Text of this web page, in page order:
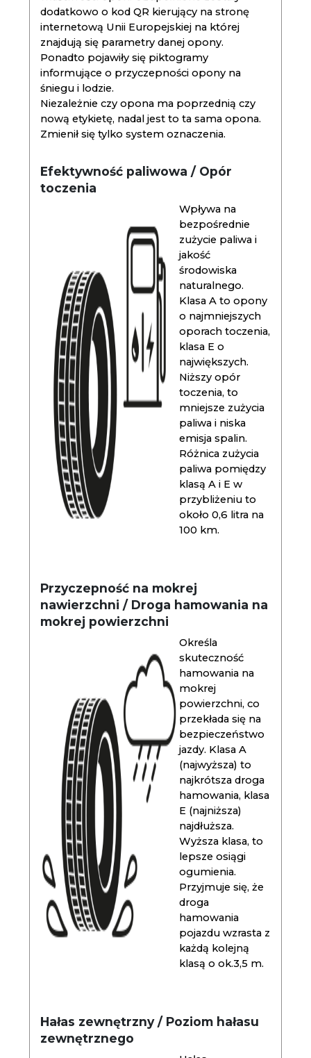
dodatkowo o kod QR kierujący na stronę
internetową Unii Europejskiej na której
znajdują się parametry danej opony.
Ponadto pojawiły się piktogramy
informujące o przyczepności opony na
śniegu i lodzie.
Niezależnie czy opona ma poprzednią czy
nową etykietę, nadal jest to ta sama opona.
Zmienił się tylko system oznaczenia.
Efektywność paliwowa / Opór
toczenia
Wpływa na
bezpośrednie
zużycie paliwa i
jakość
środowiska
naturalnego.
Klasa A to opony
o najmniejszych
oporach toczenia,
klasa E o
największych.
Niższy opór
toczenia, to
mniejsze zużycia
paliwa i niska
emisja spalin.
Różnica zużycia
paliwa pomiędzy
klasą A i E w
przybliżeniu to
około 0,6 litra na
100 km.
Przyczepność na mokrej
nawierzchni / Droga hamowania na
mokrej powierzchni
Określa
skuteczność
hamowania na
mokrej
powierzchni, co
przekłada się na
bezpieczeństwo
jazdy. Klasa A
(najwyższa) to
najkrótsza droga
hamowania, klasa
E (najniższa)
najdłuższa.
Wyższa klasa, to
lepsze osiągi
ogumienia.
Przyjmuje się, że
droga
hamowania
pojazdu wzrasta z
każdą kolejną
klasą o ok.3,5 m.
Hałas zewnętrzny / Poziom hałasu
zewnętrznego